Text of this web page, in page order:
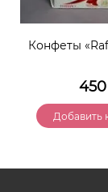
Конфеты
450
Добавить